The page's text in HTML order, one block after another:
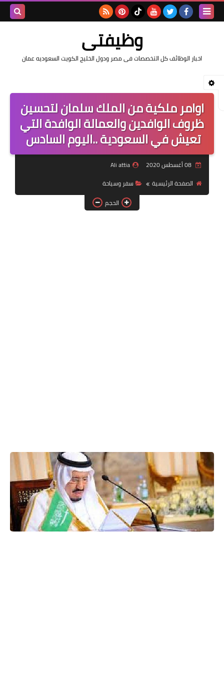
وظيفتى
اخبار الوظائف كل التخصصات فى مصر ودول الخليج الكويت السعوديه عمان
اوامر ملكية من الملك سلمان لتحسين
ظروف الوافدين والعمالة الوافدة التي
تعيش في السعودية ..اليوم السادس
08 أغسطس 2020
Ali attia
الصفحة الرئيسية
سفر وسياحة
الحجم